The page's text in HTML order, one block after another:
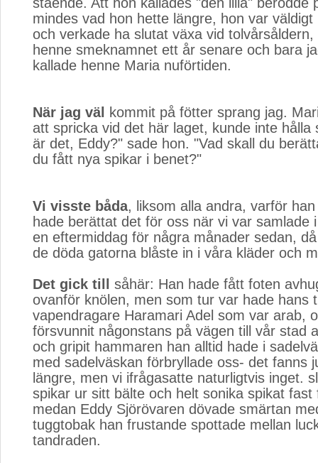
mindes vad hon hette längre, hon var
och verkade ha slutat växa vid
henne smeknamnet ett år senare och bara
kallade henne Maria nuförtiden.
När jag väl
kommit på fötter sprang jag.
att spricka vid det här laget, kunde inte hålla
är det, Eddy?" sade hon. "Vad skall du
du fått nya spikar i benet?"
Vi visste båda, liksom alla andra, varför
hade berättat det för oss när vi var samlade
en eftermiddag för några månader sedan,
de döda gatorna blåste in i våra kläder och
Det gick till
såhär: Han hade fått foten
ovanför knölen, men som tur var hade hans
vapendragare Haramari Adel som var arab,
försvunnit någonstans på vägen till vår stad
och gripit hammaren han alltid hade i
med sadelväskan förbryllade oss- det fanns
längre, men vi ifrågasatte naturligtvis inget.
spikar ur sitt bälte och helt sonika spikat fast
medan Eddy Sjörövaren dövade smärtan
tuggtobak han frustande spottade mellan
tandraden.